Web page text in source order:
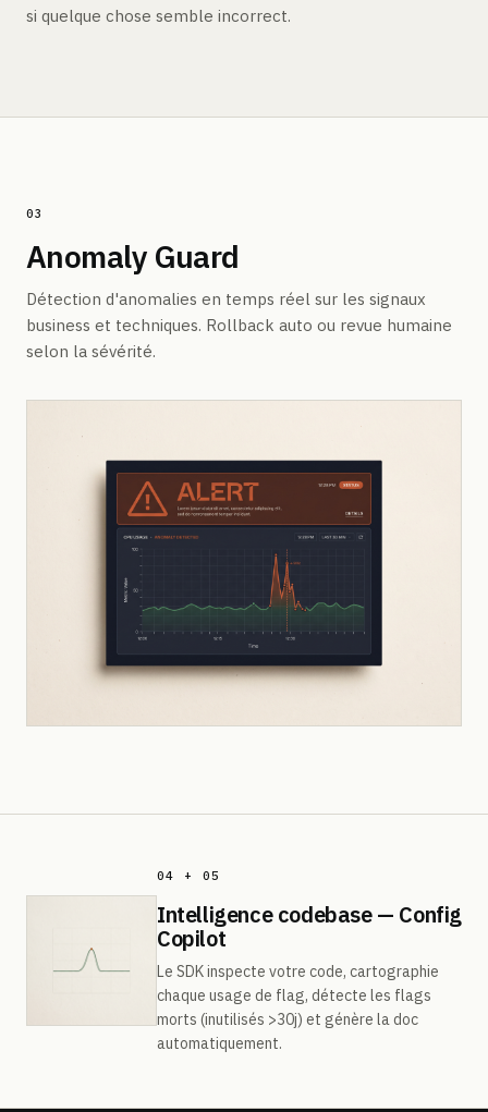
si quelque chose semble incorrect.
03
Anomaly Guard
Détection d'anomalies en temps réel sur les signaux
business et techniques. Rollback auto ou revue humaine
selon la sévérité.
04 + 05
Intelligence codebase — Config
Copilot
Le SDK inspecte votre code, cartographie
chaque usage de flag, détecte les flags
morts (inutilisés >30j) et génère la doc
automatiquement.